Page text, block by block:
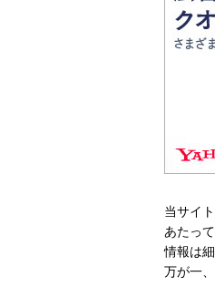
当サイ
あたっ
情報は
万が一